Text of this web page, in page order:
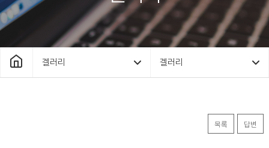
겔러리 겔러리
목록 답변